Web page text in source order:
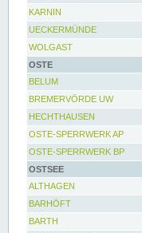
KARNIN
UECKERMÜNDE
WOLGAST
OSTE
BELUM
BREMERVÖRDE UW
HECHTHAUSEN
OSTE-SPERRWERK AP
OSTE-SPERRWERK BP
OSTSEE
ALTHAGEN
BARHÖFT
BARTH